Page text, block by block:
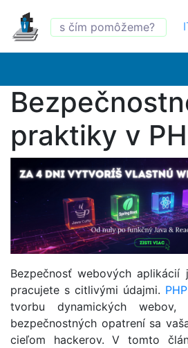
praktiky v
Bezpečnosť webových aplikácií
pracujete s citlivými údajmi. PHP
tvorbu dynamických
bezpečnostných opatrení sa
cieľom hackerov. V tomto